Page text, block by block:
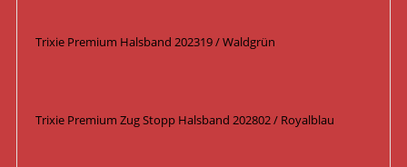
Trixie Premium Halsband 202319 / Waldgrün
Trixie Premium Zug Stopp Halsband 202802 / Royalblau